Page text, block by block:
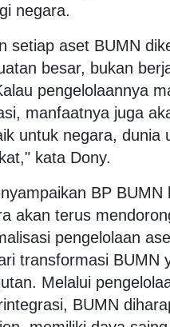
negara.
setiap aset BUMN
besar, bukan
pengelolaannya
manfaatnya juga
untuk negara, dunia
kata Dony.
BP BUMN
akan terus
pengelolaan
transformasi BUMN
Melalui
BUMN